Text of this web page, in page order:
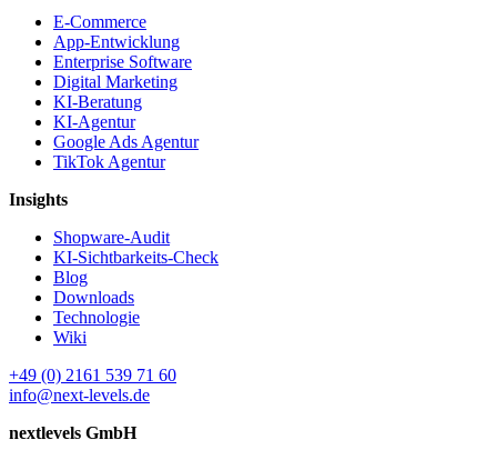
E-Commerce
App-Entwicklung
Enterprise Software
Digital Marketing
KI-Beratung
KI-Agentur
Google Ads Agentur
TikTok Agentur
Insights
Shopware-Audit
KI-Sichtbarkeits-Check
Blog
Downloads
Technologie
Wiki
+49 (0) 2161 539 71 60
info@next-levels.de
nextlevels GmbH